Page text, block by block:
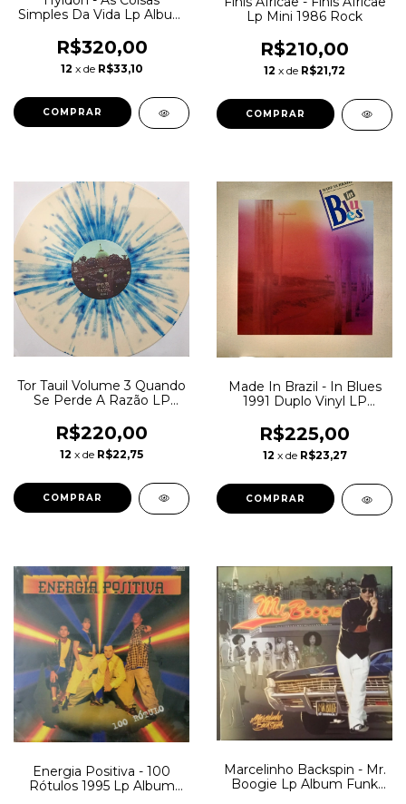
Simples Da Vida Lp Album
R$320,00
12 x de R$33,10
Lp Mini 1986 Rock
R$210,00
12 x de R$21,72
Tor Tauil Volume 3 Quando
Se Perde A Razão LP
Splattered
R$220,00
12 x de R$22,75
Made In Brazil - In Blues
1991 Duplo Vinyl LP
R$225,00
12 x de R$23,27
Energia Positiva - 100
Rótulos 1995 Lp Album
Marcelinho Backspin - Mr.
Boogie Lp Album Funk